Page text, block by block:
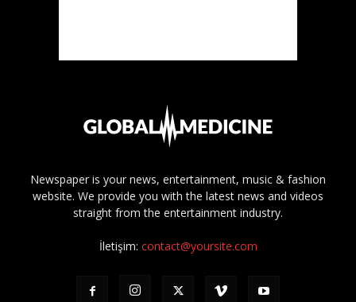
Newspaper is your news, entertainment, music & fashion
website. We provide you with the latest news and videos
straight from the entertainment industry.
İletişim: contact@yoursite.com